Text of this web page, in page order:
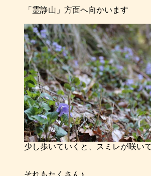
「霊諍山」方面へ向かいます
少し歩いていくと、スミレが咲い